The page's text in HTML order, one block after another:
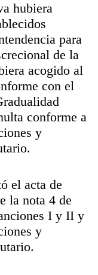
hubiera
para
de la
acogido al
con el
conforme a
y
el acta de
la nota 4 de
I y II y
y